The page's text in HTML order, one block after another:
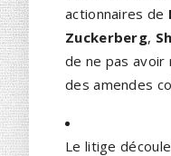
actionnaires de
Zuckerberg,
de ne pas avoir
des amendes
Le litige